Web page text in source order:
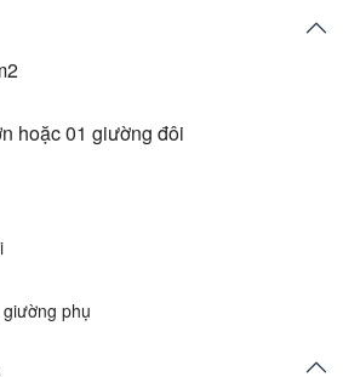
hoặc 01 giường đôi
phụ